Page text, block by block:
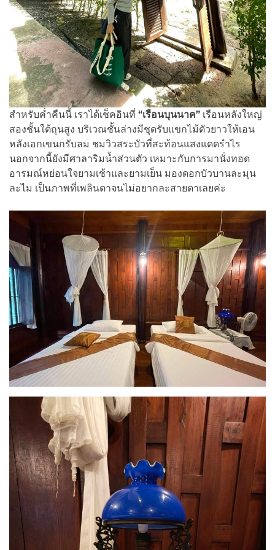
สำหรับค่ำคืนนี้ เราได้เช็คอินที่ “เรือนบุนนาค” เรือนหลังใหญ่
สองชั้นใต้ถุนสูง บริเวณชั้นล่างมีชุดรับแขกไม้ตัวยาวให้เอน
หลังเอกเขนกรับลม ชมวิวสระบัวที่สะท้อนแสงแดดรำไร
นอกจากนี้ยังมีศาลาริมน้ำส่วนตัว เหมาะกับการมานั่งทอด
อารมณ์หย่อนใจยามเช้าและยามเย็น มองดอกบัวบานละมุน
ละไม เป็นภาพที่เพลินตาจนไม่อยากละสายตาเลยค่ะ